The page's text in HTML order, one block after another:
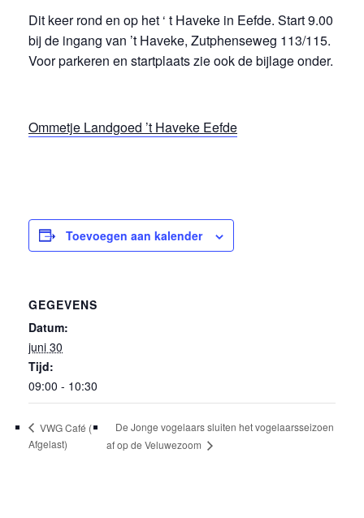
Dit keer rond en op het ‘ t Haveke in Eefde. Start 9.00
bij de ingang van ’t Haveke, Zutphenseweg 113/115.
Voor parkeren en startplaats zie ook de bijlage onder.
Ommetje Landgoed ’t Haveke Eefde
Toevoegen aan kalender
GEGEVENS
Datum:
juni 30
Tijd:
09:00 - 10:30
VWG Café (
Afgelast)
De Jonge vogelaars sluiten het vogelaarsseizoen
af op de Veluwezoom